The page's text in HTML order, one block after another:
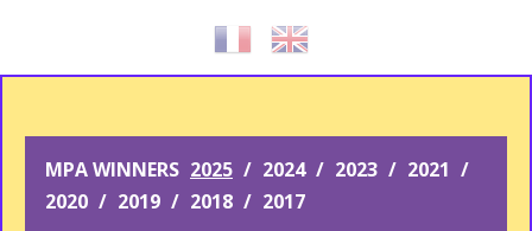
MPA WINNERS 2025 / 2024 / 2023 / 2021 /
2020 / 2019 / 2018 / 2017